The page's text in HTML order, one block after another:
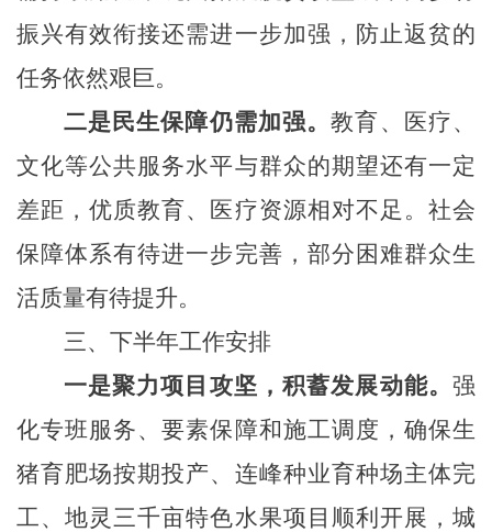
振兴有效衔接还需进一步加强，防止返贫的
任务依然艰巨。
二是民生保障仍需加强。教育、医疗、
文化等公共服务水平与群众的期望还有一定
差距，优质教育、医疗资源相对不足。社会
保障体系有待进一步完善，部分困难群众生
活质量有待提升。
三、 下半年工作安排
一是聚力项目攻坚，积蓄发展动能。 强
化专班服务、要素保障和施工调度，确保生
猪育肥场按期投产、连峰种业育种场主体完
工、地灵三千亩特色水果项目顺利开展，城